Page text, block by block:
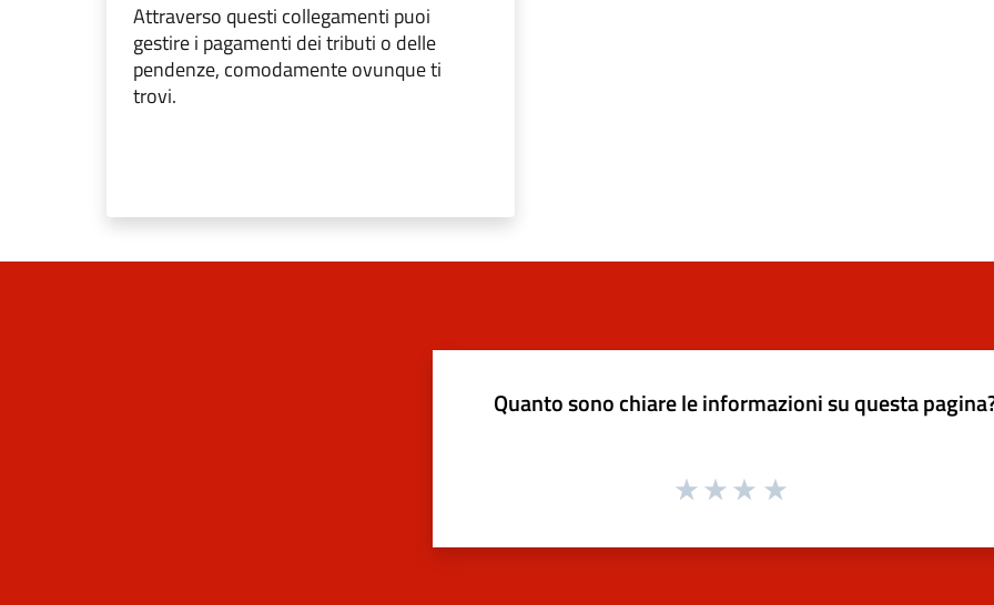
Attraverso questi collegamenti puoi
gestire i pagamenti dei tributi o delle
pendenze, comodamente ovunque ti
trovi.
Quanto sono chiare le informazioni su questa